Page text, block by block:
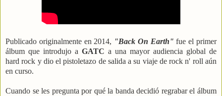
Publicado originalmente en 2014, "Back On Earth" fue el primer
álbum que introdujo a GATC a una mayor audiencia global de
hard rock y dio el pistoletazo de salida a su viaje de rock n' roll aún
en curso.
Cuando se les pregunta por qué la banda decidió regrabar el álbum